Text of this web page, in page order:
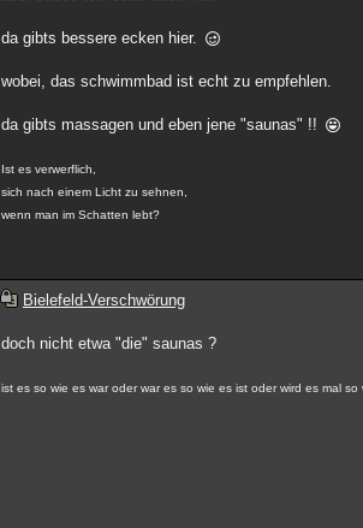
da gibts bessere ecken hier.
wobei, das schwimmbad ist echt zu empfehlen.
da gibts massagen und eben jene "saunas" !!
Ist es verwerflich,
sich nach einem Licht zu sehnen,
wenn man im Schatten lebt?
Bielefeld-Verschwörung
doch nicht etwa "die" saunas ?
ist es so wie es war oder war es so wie es ist oder wird es mal so